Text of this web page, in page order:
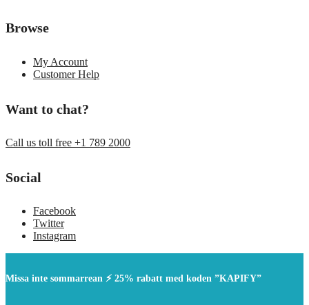
Browse
My Account
Customer Help
Want to chat?
Call us toll free +1 789 2000
Social
Facebook
Twitter
Instagram
Missa inte sommarrean ⚡ 25% rabatt med koden ”KAPIFY”